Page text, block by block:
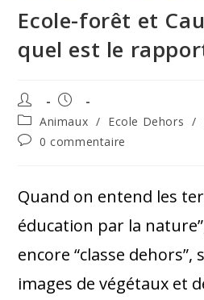
Ecole-forêt et
quel est le
Animaux / Ecole Dehors /
0 commentaire
Quand on entend les
éducation par la
encore “classe dehors”,
images de végétaux et